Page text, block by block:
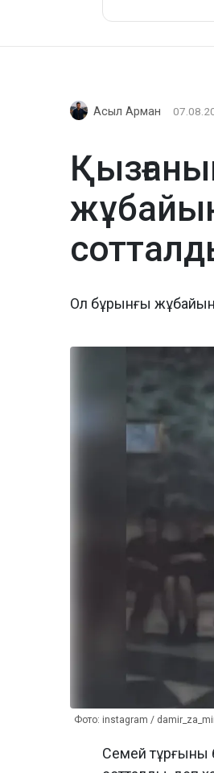
Асыл Арман
Ол бұрынғы жұбайын
Фото: instagram /
Семей тұрғыны